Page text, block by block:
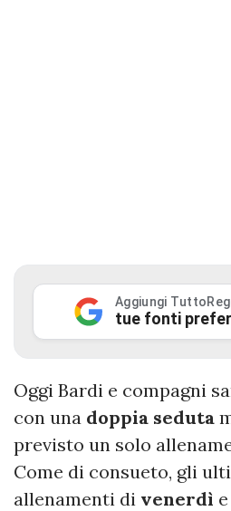
Aggiungi
tue fonti
Oggi Bardi e compagni
con una doppia seduta
previsto un solo
Come di consueto, gli
allenamenti di venerdì e